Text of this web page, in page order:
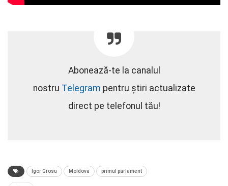
Abonează-te la canalul
nostru Telegram pentru știri actualizate
direct pe telefonul tău!
Igor Grosu Moldova primul parlament